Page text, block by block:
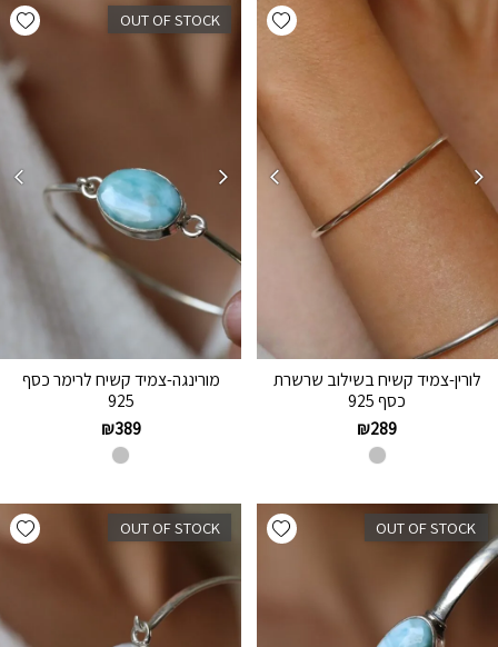
Add wishlist
לורין-צמיד קשיח בשילוב שרשרת
כסף 925
₪289
OUT OF STOCK
מורינגה-צמיד קשיח לרימר כסף
925
₪389
Add wishlist OUT OF STOCK
OUT OF STOCK